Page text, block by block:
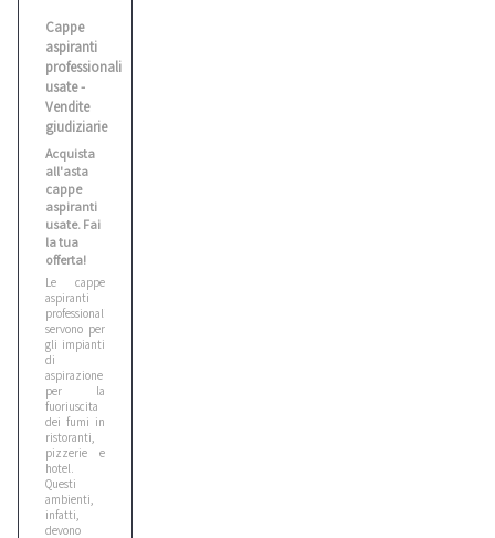
Cappe
aspiranti
professionali
usate -
Vendite
giudiziarie
Acquista
all'asta
cappe
aspiranti
usate. Fai
la tua
offerta!
Le cappe
aspiranti
professionali
servono per
gli impianti
di
aspirazione
per la
fuoriuscita
dei fumi in
ristoranti,
pizzerie e
hotel.
Questi
ambienti,
infatti,
devono